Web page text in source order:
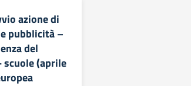
azione di
pubblicità –
del
(aprile